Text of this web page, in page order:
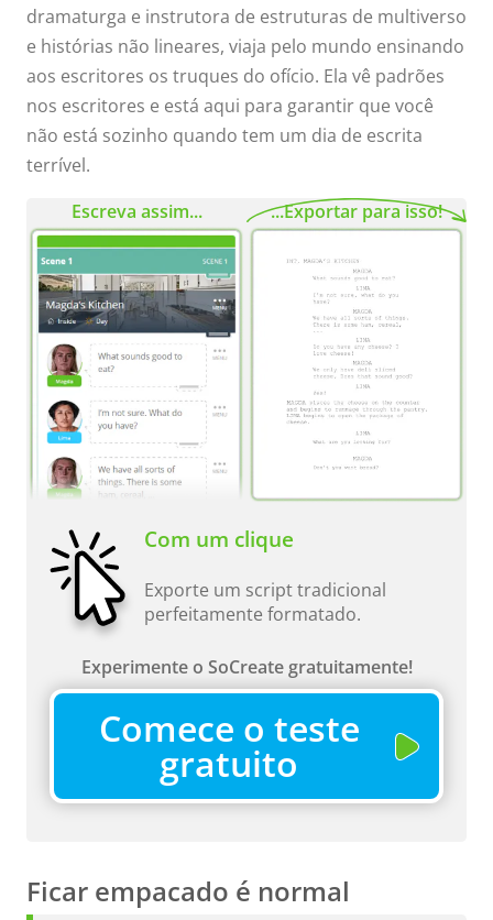
dramaturga e instrutora de estruturas de multiverso
e histórias não lineares, viaja pelo mundo ensinando
aos escritores os truques do ofício. Ela vê padrões
nos escritores e está aqui para garantir que você
não está sozinho quando tem um dia de escrita
terrível.
Com um clique
Exporte um script tradicional
perfeitamente formatado.
Experimente o SoCreate gratuitamente!
Comece o teste
gratuito
Escreva assim... ...Exportar para isso!
Ficar empacado é normal